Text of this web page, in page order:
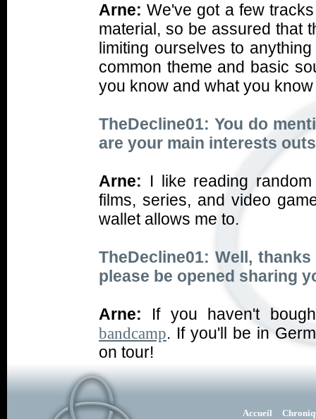
Arne:We've got a few
material, so be assured that
limiting ourselves to
common theme and basic
you know and what you
TheDecline01: You do
are your main interests
Arne: I like reading
films, series, and video
wallet allows me to.
TheDecline01: Well,
please be opened sharing
Arne: If you haven't
bandcamp. If you'll be in
on tour!
Accueil